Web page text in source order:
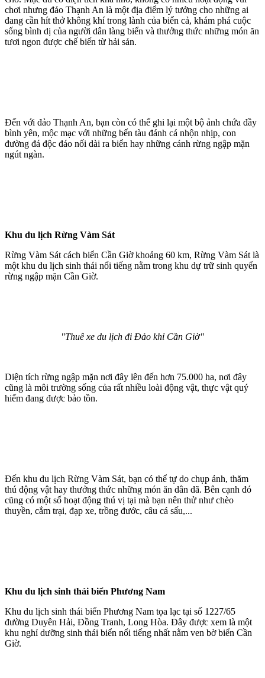
chơi nhưng đảo Thạnh An là một địa điểm lý tưởng cho những ai
đang cần hít thở không khí trong lành của biển cả, khám phá cuộc
sống bình dị của người dân làng biển và thưởng thức những món ăn
tươi ngon được chế biến từ hải sản.
Đến với đảo Thạnh An, bạn còn có thể ghi lại một bộ ảnh chứa đầy
bình yên, mộc mạc với những bến tàu đánh cá nhộn nhịp, con
đường đá độc đáo nối dài ra biển hay những cánh rừng ngập mặn
ngút ngàn.
Khu du lịch Rừng Vàm Sát
Rừng Vàm Sát cách biển Cần Giờ khoảng 60 km, Rừng Vàm Sát là
một khu du lịch sinh thái nổi tiếng nằm trong khu dự trữ sinh quyển
rừng ngập mặn Cần Giờ.
"Thuê xe du lịch đi Đảo khỉ Cần Giờ"
Diện tích rừng ngập mặn nơi đây lên đến hơn 75.000 ha, nơi đây
cũng là môi trường sống của rất nhiều loài động vật, thực vật quý
hiếm đang được bảo tồn.
Đến khu du lịch Rừng Vàm Sát, bạn có thể tự do chụp ảnh, thăm
thú động vật hay thưởng thức những món ăn dân dã. Bên cạnh đó
cũng có một số hoạt động thú vị tại mà bạn nên thử như chèo
thuyền, cắm trại, đạp xe, trồng đước, câu cá sấu,...
Khu du lịch sinh thái biển Phương Nam
Khu du lịch sinh thái biển Phương Nam tọa lạc tại số 1227/65
đường Duyên Hải, Đồng Tranh, Long Hòa. Đây được xem là một
khu nghỉ dưỡng sinh thái biển nổi tiếng nhất nằm ven bờ biển Cần
Giờ.